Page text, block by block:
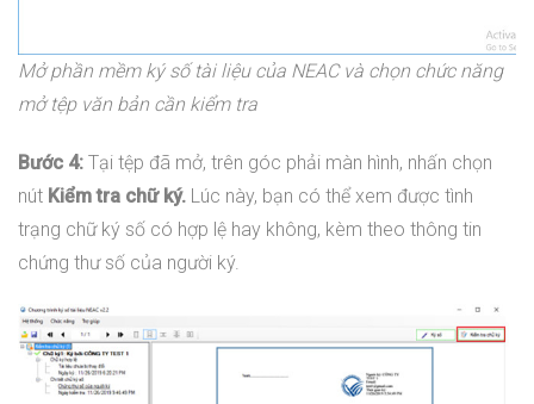
Mở phần mềm ký số tài liệu của NEAC và chọn chức năng
mở tệp văn bản cần kiểm tra
Bước 4: Tại tệp đã mở, trên góc phải màn hình, nhấn chọn
nút Kiểm tra chữ ký. Lúc này, bạn có thể xem được tình
trạng chữ ký số có hợp lệ hay không, kèm theo thông tin
chứng thư số của người ký.